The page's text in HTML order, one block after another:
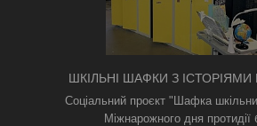
ШКІЛЬНІ ШАФКИ З ІСТОРІЯМИ
З'ЯВИЛИСЯ В
Соціальний проєкт "Шафка
Міжнарожного дня протидії